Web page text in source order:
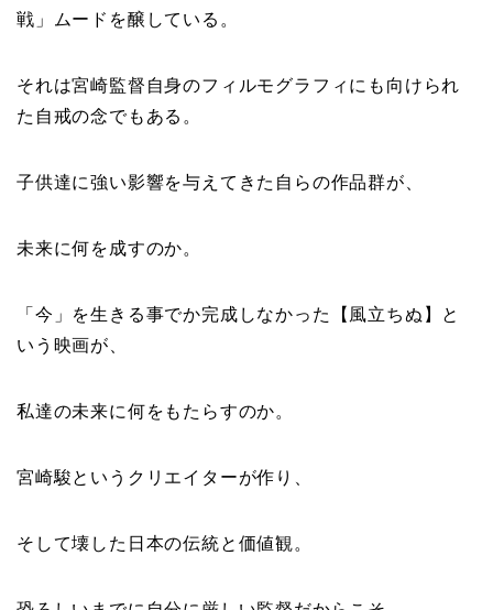
戦」ムードを醸している。
それは宮崎監督自身のフィルモグラフィにも向けられ
た自戒の念でもある。
子供達に強い影響を与えてきた自らの作品群が、
未来に何を成すのか。
「今」を生きる事でか完成しなかった【風立ちぬ】と
いう映画が、
私達の未来に何をもたらすのか。
宮崎駿というクリエイターが作り、
そして壊した日本の伝統と価値観。